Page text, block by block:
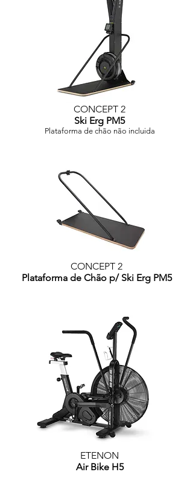
CONCEPT 2
Ski Erg PM5
Plataforma de chão não incluida
CONCEPT 2
Plataforma de Chão p/ Ski Erg PM5
ETENON
Air Bike H5